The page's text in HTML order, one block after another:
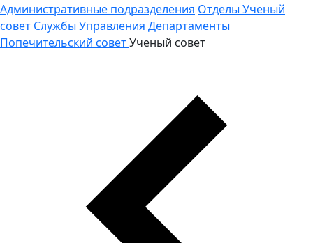
Административные подразделения Отделы Ученый
совет Службы Управления Департаменты
Попечительский советУченый совет